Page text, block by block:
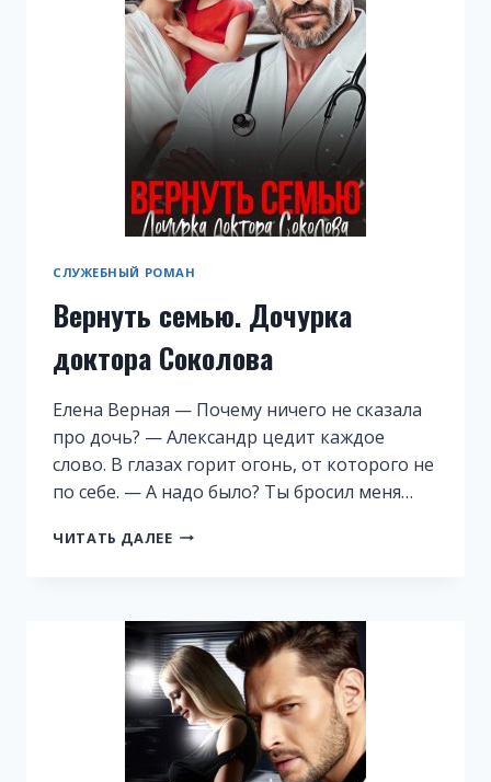
СЛУЖЕБНЫЙ РОМАН
Вернуть семью. Дочурка
доктора Соколова
Елена Верная — Почему ничего не сказала
про дочь? — Александр цедит каждое
слово. В глазах горит огонь, от которого не
по себе. — А надо было? Ты бросил меня…
ЧИТАТЬ ДАЛЕЕ ВЕРНУТЬ
СОКОЛОВА